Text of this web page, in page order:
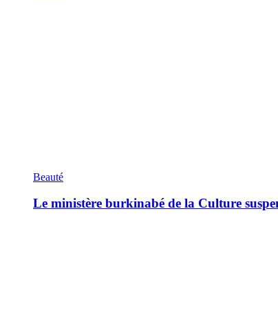
Beauté
Le ministère burkinabé de la Culture